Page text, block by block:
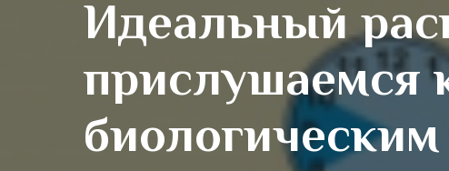
Идеальный
прислушаемся